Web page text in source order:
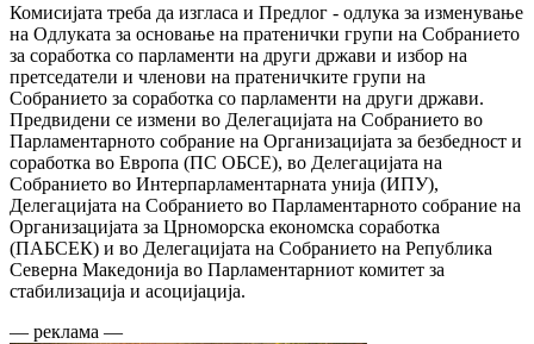
Комисијата треба да изгласа и Предлог - одлука за изменување
на Одлуката за основање на пратенички групи на Собранието
за соработка со парламенти на други држави и избор на
претседатели и членови на пратеничките групи на
Собранието за соработка со парламенти на други држави.
Предвидени се измени во Делегацијата на Собранието во
Парламентарното собрание на Организацијата за безбедност и
соработка во Европа (ПС ОБСЕ), во Делегацијата на
Собранието во Интерпарламентарната унија (ИПУ),
Делегацијата на Собранието во Парламентарното собрание на
Организацијата за Црноморска економска соработка
(ПАБСЕК) и во Делегацијата на Собранието на Република
Северна Македонија во Парламентарниот комитет за
стабилизација и асоцијација.
— реклама —